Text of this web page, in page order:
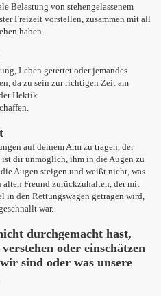
Belastung von stehengelassenem
Freizeit vorstellen, zusammen mit all
haben.
Leben gerettet oder jemandes
da zu sein zur richtigen Zeit am
Hektik
auf deinem Arm zu tragen, der
ist dir unmöglich, ihm in die Augen zu
Augen steigen und weißt nicht, was
alten Freund zurückzuhalten, der mit
in den Rettungswagen getragen wird,
war.
durchgemacht hast,
oder einschätzen
sind oder was unsere